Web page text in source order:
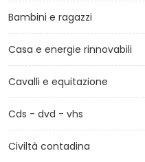
Bambini e ragazzi
Casa e energie rinnovabili
Cavalli e equitazione
Cds - dvd - vhs
Civiltà contadina